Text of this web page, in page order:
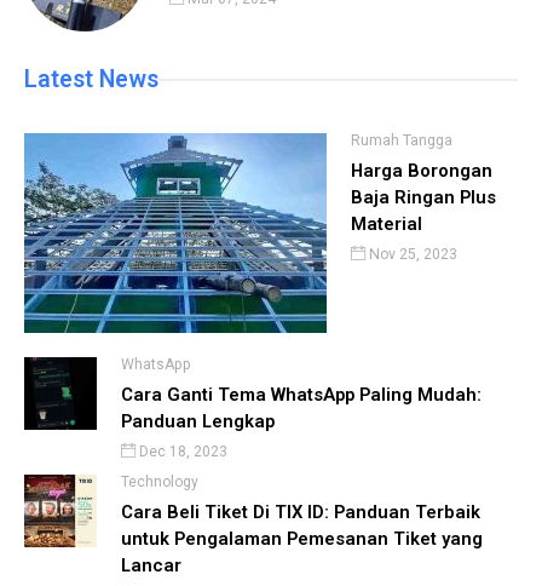
Latest News
Rumah Tangga
Harga Borongan
Baja Ringan Plus
Material
Nov 25, 2023
WhatsApp
Cara Ganti Tema WhatsApp Paling Mudah:
Panduan Lengkap
Dec 18, 2023
Technology
Cara Beli Tiket Di TIX ID: Panduan Terbaik
untuk Pengalaman Pemesanan Tiket yang
Lancar